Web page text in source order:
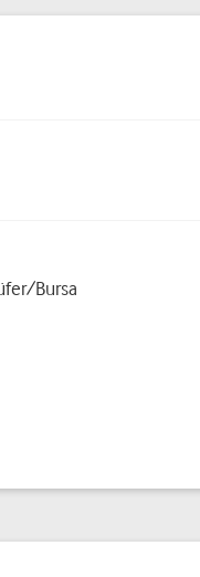
Bursa